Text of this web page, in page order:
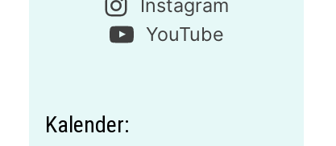
Instagram
YouTube
Kalender: